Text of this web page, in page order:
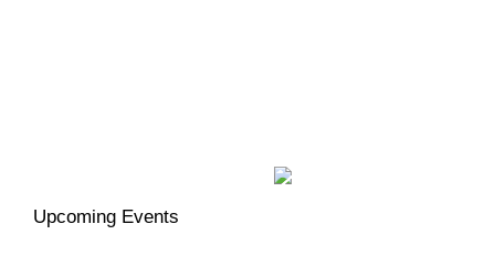
Upcoming Events